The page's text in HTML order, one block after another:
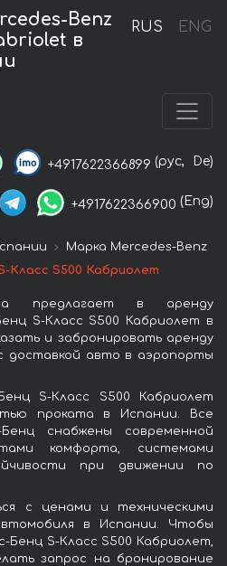
RUS ENG
Benz
в
+4917622366899 (рус, De)
+4917622366900 (Eng)
Марка Mercedes-Benz
Класс S500 Кабриолет
предлагает в аренду
S-Класс S500 Кабриолет в
и забронировать аренду
доставкой авто в аэропорты
S-Класс S500 Кабриолет
проката в Испании. Все
снабжены современной
комфорта, системами
при движении по
с ценами и техническими
в Испании. Чтобы
Бенц S-Класс S500 Кабриолет,
запрос на бронирование